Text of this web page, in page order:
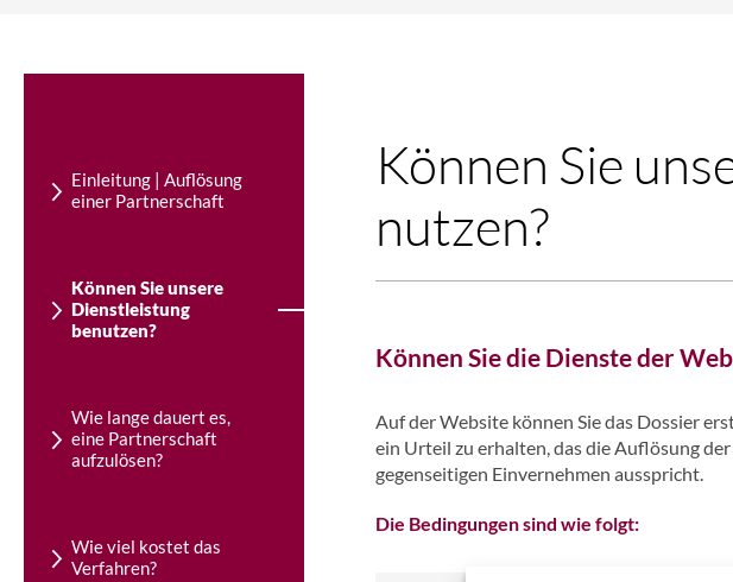
Einleitung | Auflösung
einer Partnerschaft
Können Sie unsere
Dienstleistung
benutzen?
Wie lange dauert es,
eine Partnerschaft
aufzulösen?
Wie viel kostet das
Verfahren?
Können Sie
nutzen?
Können Sie die Dienste der
Auf der Website können Sie das Dossier
ein Urteil zu erhalten, das die Auflösung
gegenseitigen Einvernehmen ausspricht.
Die Bedingungen sind wie folgt: